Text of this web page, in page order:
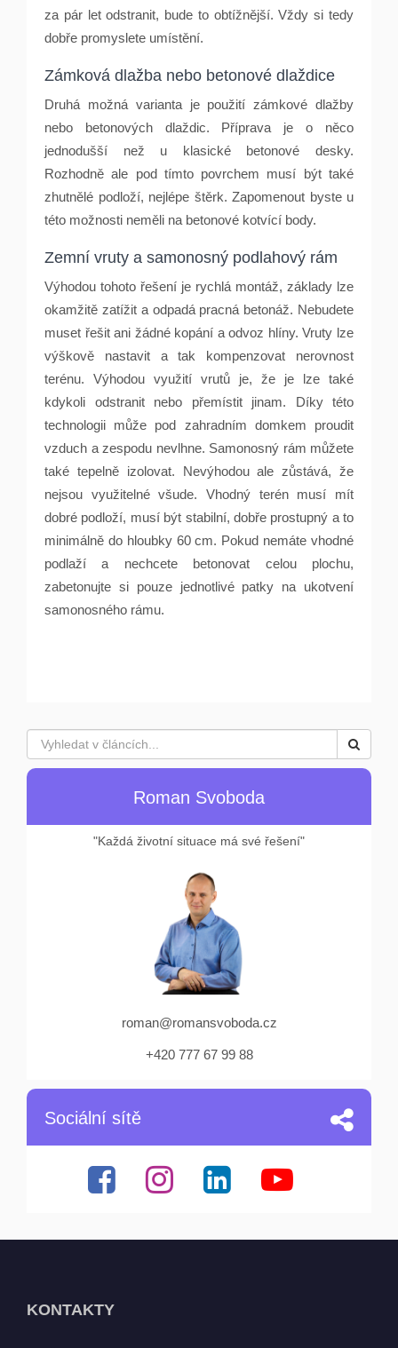
za pár let odstranit, bude to obtížnější. Vždy si tedy
dobře promyslete umístění.
Zámková dlažba nebo betonové dlaždice
Druhá možná varianta je použití zámkovédlažby
nebo betonových dlaždic. Příprava je o něco
jednodušší než u klasické betonovédesky.
Rozhodně ale pod tímto povrchem musí být také
zhutnělé podloží, nejlépe štěrk. Zapomenout byste u
této možnosti neměli na betonové kotvící body.
Zemní vruty a samonosný podlahový rám
Výhodou tohoto řešení je rychlá montáž, základy lze
okamžitě zatížit a odpadá pracná betonáž. Nebudete
muset řešit ani žádné kopání a odvoz hlíny. Vruty lze
výškově nastavit a tak kompenzovat nerovnost
terénu. Výhodou využití vrutů je, že je lze také
kdykoli odstranit nebo přemístit jinam. Díky této
technologii může pod zahradním domkem proudit
vzduch a zespodu nevlhne. Samonosný rám můžete
také tepelně izolovat. Nevýhodou ale zůstává, že
nejsou využitelnévšude. Vhodný terén musí mít
dobré podloží, musí být stabilní, dobře prostupný a to
minimálně do hloubky 60 cm. Pokud nemáte vhodné
podlaží a nechcete betonovat celou plochu,
zabetonujte si pouze jednotlivé patky na ukotvení
samonosného rámu.
Roman Svoboda
"Každá životní situace má své řešení"
roman@romansvoboda.cz
+420 777 67 99 88
Sociální sítě
KONTAKTY